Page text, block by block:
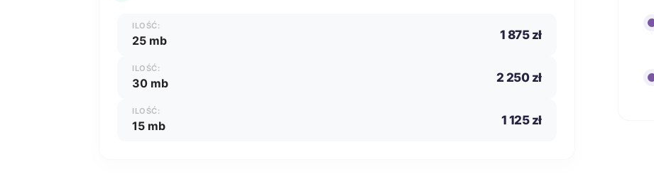
ILOŚĆ:
25 mb 1 875 zł
ILOŚĆ:
30 mb 2 250 zł
ILOŚĆ:
15 mb 1 125 zł